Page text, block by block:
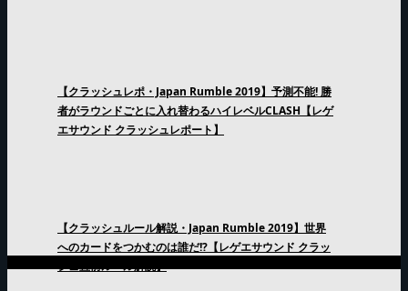
【クラッシュレポ・Japan Rumble 2019】予測不能! 勝
者がラウンドごとに入れ替わるハイレベルCLASH【レゲ
エサウンド クラッシュレポート】
【クラッシュルール解説・Japan Rumble 2019】世界
へのカードをつかむのは誰だ!?【レゲエサウンド クラッ
シュ直前ルール解説】